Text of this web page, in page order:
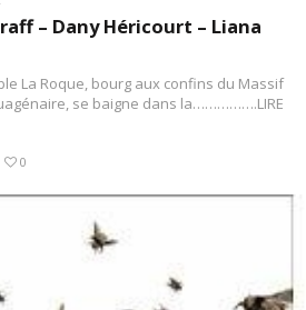
– Dany Héricourt – Liana
La Roque, bourg aux confins du Massif
se baigne dans la…………….LIRE
0